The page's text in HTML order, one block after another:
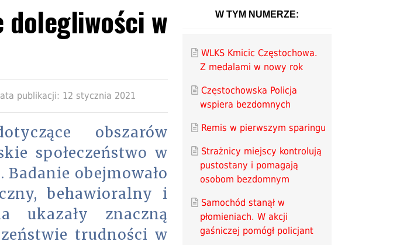
dolegliwości w
publikacji: 12 stycznia 2021
obszarów
społeczeństwo w
obejmowało
behawioralny i
ukazały znaczną
trudności w
W TYM NUMERZE:
WLKS Kmicic Częstochowa.
Z medalami w nowy rok
Częstochowska Policja
wspiera bezdomnych
Remis w pierwszym sparingu
Strażnicy miejscy kontrolują
pustostany i pomagają
osobom bezdomnym
Samochód stanął w
płomieniach. W akcji
gaśniczej pomógł policjant